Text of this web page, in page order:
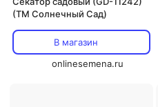
(ТМ Солнечный Сад)
В магазин
onlinesemena.ru